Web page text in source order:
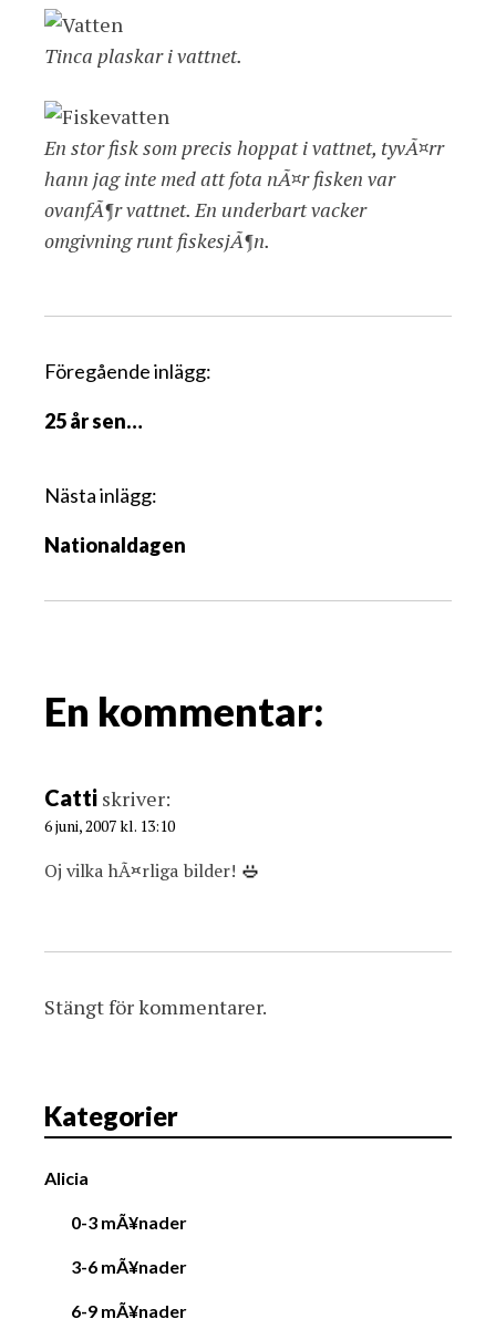
Tinca plaskar i vattnet.
En stor fisk som precis hoppat i vattnet, tyvÃ¤rr
hann jag inte med att fota nÃ¤r fisken var
ovanfÃ¶r vattnet. En underbart vacker
omgivning runt fiskesjÃ¶n.
I
l
g
s
a
g
a
i
o
Föregående inlägg:
25 år sen…
Nästa inlägg:
Nationaldagen
En kommentar:
Catti skriver:
6 juni, 2007 kl. 13:10
Oj vilka hÃ¤rliga bilder!
Stängt för kommentarer.
Kategorier
Alicia
0-3 mÃ¥nader
3-6 mÃ¥nader
6-9 mÃ¥nader